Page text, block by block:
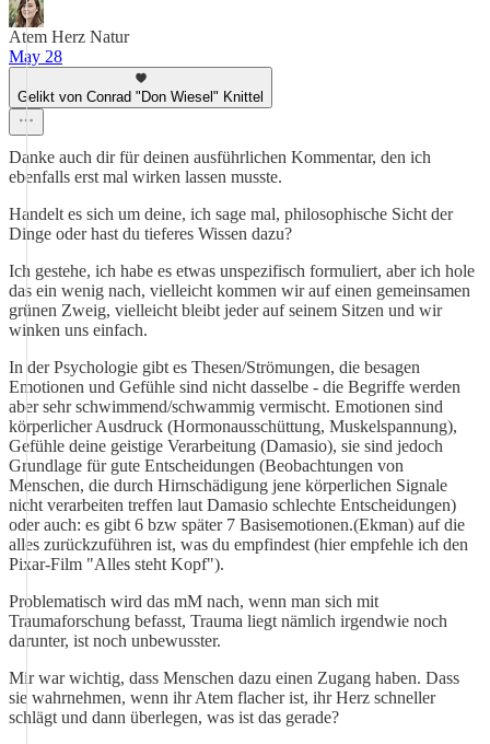
Atem Herz Natur
May 28
Gelikt von Conrad "Don Wiesel" Knittel
Danke auch dir für deinen ausführlichen Kommentar, den ich
ebenfalls erst mal wirken lassen musste.
Handelt es sich um deine, ich sage mal, philosophische Sicht der
Dinge oder hast du tieferes Wissen dazu?
Ich gestehe, ich habe es etwas unspezifisch formuliert, aber ich hole
das ein wenig nach, vielleicht kommen wir auf einen gemeinsamen
grünen Zweig, vielleicht bleibt jeder auf seinem Sitzen und wir
winken uns einfach.
In der Psychologie gibt es Thesen/Strömungen, die besagen
Emotionen und Gefühle sind nicht dasselbe - die Begriffe werden
aber sehr schwimmend/schwammig vermischt. Emotionen sind
körperlicher Ausdruck (Hormonausschüttung, Muskelspannung),
Gefühle deine geistige Verarbeitung (Damasio), sie sind jedoch
Grundlage für gute Entscheidungen (Beobachtungen von
Menschen, die durch Hirnschädigung jene körperlichen Signale
nicht verarbeiten treffen laut Damasio schlechte Entscheidungen)
oder auch: es gibt 6 bzw später 7 Basisemotionen.(Ekman) auf die
alles zurückzuführen ist, was du empfindest (hier empfehle ich den
Pixar-Film "Alles steht Kopf").
Problematisch wird das mM nach, wenn man sich mit
Traumaforschung befasst, Trauma liegt nämlich irgendwie noch
darunter, ist noch unbewusster.
Mir war wichtig, dass Menschen dazu einen Zugang haben. Dass
sie wahrnehmen, wenn ihr Atem flacher ist, ihr Herz schneller
schlägt und dann überlegen, was ist das gerade?